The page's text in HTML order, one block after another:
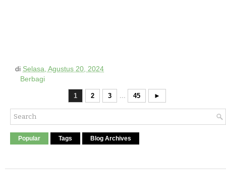
di Selasa, Agustus 20, 2024
Berbagi
1 2 3 ... 45 ►
Popular Tags Blog Archives